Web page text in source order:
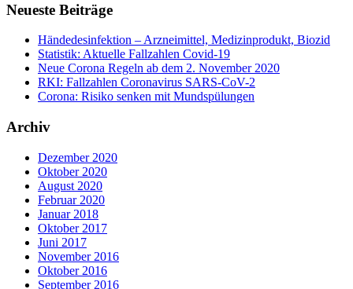
Neueste Beiträge
Händedesinfektion – Arzneimittel, Medizinprodukt, Biozid
Statistik: Aktuelle Fallzahlen Covid-19
Neue Corona Regeln ab dem 2. November 2020
RKI: Fallzahlen Coronavirus SARS-CoV-2
Corona: Risiko senken mit Mundspülungen
Archiv
Dezember 2020
Oktober 2020
August 2020
Februar 2020
Januar 2018
Oktober 2017
Juni 2017
November 2016
Oktober 2016
September 2016